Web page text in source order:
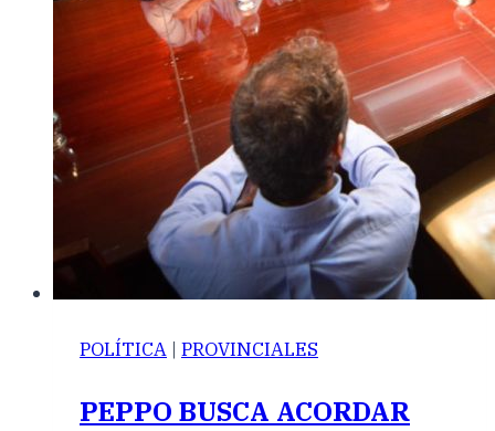
POLÍTICA | PROVINCIALES
PEPPO BUSCA ACORDAR